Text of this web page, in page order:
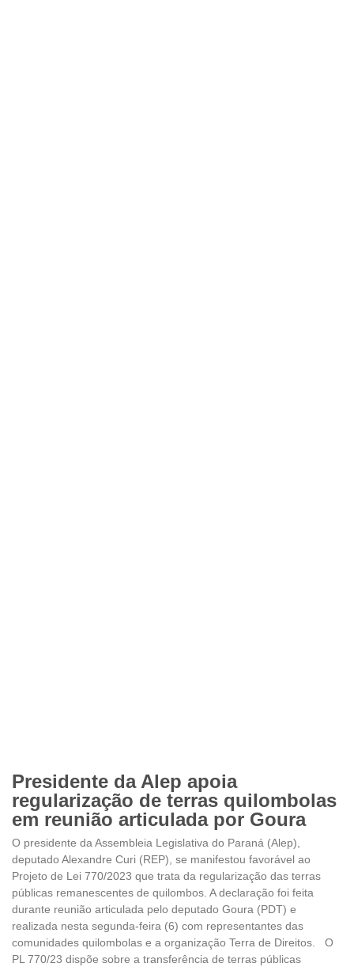
Presidente da Alep apoia
regularização de terras quilombolas
em reunião articulada por Goura
O presidente da Assembleia Legislativa do Paraná (Alep),
deputado Alexandre Curi (REP), se manifestou favorável ao
Projeto de Lei 770/2023 que trata da regularização das terras
públicas remanescentes de quilombos. A declaração foi feita
durante reunião articulada pelo deputado Goura (PDT) e
realizada nesta segunda-feira (6) com representantes das
comunidades quilombolas e a organização Terra de Direitos. O
PL 770/23 dispõe sobre a transferência de terras públicas